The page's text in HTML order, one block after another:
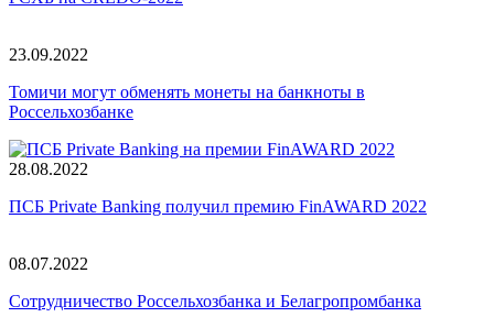
23.09.2022
Томичи могут обменять монеты на банкноты в
Россельхозбанке
28.08.2022
ПСБ Private Banking получил премию FinAWARD 2022
08.07.2022
Сотрудничество Россельхозбанка и Белагропромбанка